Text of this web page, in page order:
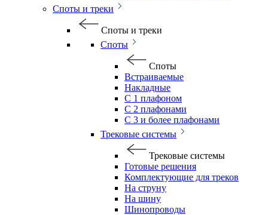
Споты и треки
Споты и треки
Споты
Споты
Встраиваемые
Накладные
С 1 плафоном
С 2 плафонами
С 3 и более плафонами
Трековые системы
Трековые системы
Готовые решения
Комплектующие для треков
На струну
На шину
Шинопроводы